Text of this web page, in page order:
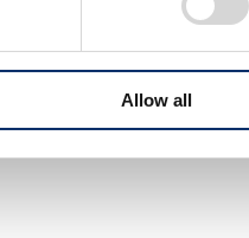
Allow all
ルクセ